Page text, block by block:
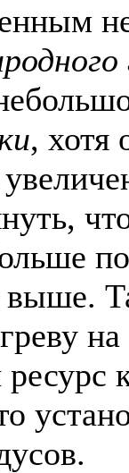
, хотя
выше.
на